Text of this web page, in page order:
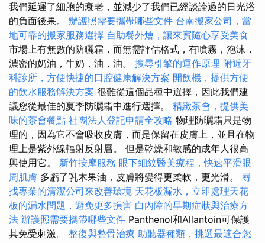
我們延遲了細胞的衰老，並減少了我們已經談論過的日光浴
的負面後果。 辦護照需要攜帶哪些文件 台南搬家公司，當
地可靠的搬家服務選擇 自助餐外燴，讓來賓隨心享受美食
市場上有無數的防曬霜，而無需評估格式，有噴霧，泡沫，
濃密的奶油，牛奶，油，油。 搜尋引擎的運作原理 附近牙
科診所，方便快捷的口腔健康解決方案 開飲機，提供方便
的飲水服務解決方案 很難從這個品種中選擇，因此我們建
議您從最佳的夏季防曬霜中進行選擇。 精緻茶會，提供美
味的茶會餐點 社團法人登記申請全攻略 物理防曬霜只是物
理的，因為它不會吸收皮膚，而是保留在皮膚上，並且在物
理上是紫外線輻射反射層。 但是乾燥和敏感的成年人很高
興使用它。 新竹按摩服務 眼下細紋醫美療程，快速平滑眼
周肌膚 多虧了乳木果油，皮膚將變得更柔軟，更光滑。 尋
找專業的清潔公司來改善環境 天花板漏水，立即處理天花
板的漏水問題，避免更多損害 白內障的早期症狀與治療方
法 辦護照需要攜帶哪些文件 Panthenol和Allantoin可保護
其免受刺激。 整復與整骨治療 助聽器種類，挑選最適合您